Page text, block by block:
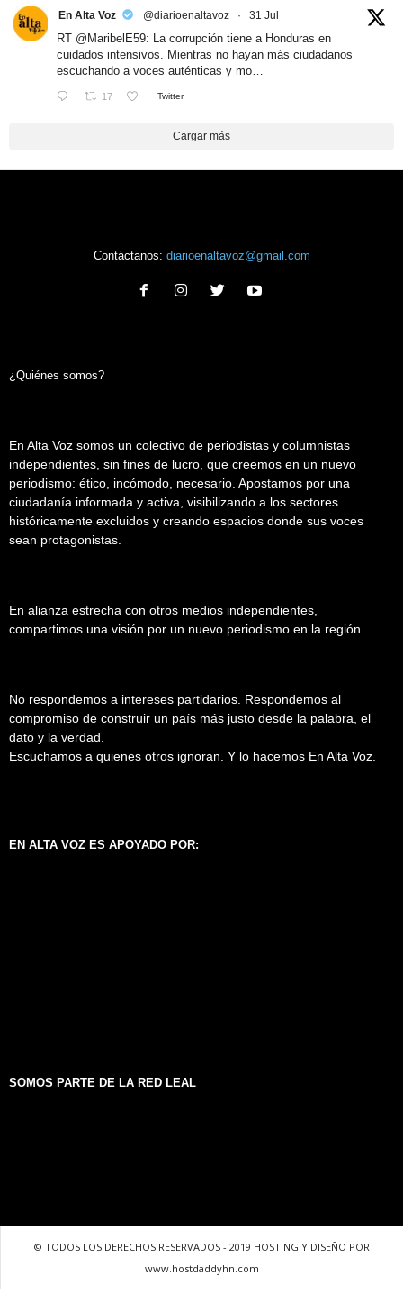
En Alta Voz @diarioenaltavoz · 31 Jul
RT @MaribelE59: La corrupción tiene a Honduras en
cuidados intensivos. Mientras no hayan más ciudadanos
escuchando a voces auténticas y mo…
17 Twitter
Cargar más
Contáctanos: diarioenaltavoz@gmail.com
¿Quiénes somos?
En Alta Voz somos un colectivo de periodistas y columnistas
independientes, sin fines de lucro, que creemos en un nuevo
periodismo: ético, incómodo, necesario. Apostamos por una
ciudadanía informada y activa, visibilizando a los sectores
históricamente excluidos y creando espacios donde sus voces
sean protagonistas.
En alianza estrecha con otros medios independientes,
compartimos una visión por un nuevo periodismo en la región.
No respondemos a intereses partidarios. Respondemos al
compromiso de construir un país más justo desde la palabra, el
dato y la verdad.
Escuchamos a quienes otros ignoran. Y lo hacemos En Alta Voz.
EN ALTA VOZ ES APOYADO POR:
SOMOS PARTE DE LA RED LEAL
© TODOS LOS DERECHOS RESERVADOS - 2019 HOSTING Y DISEÑO POR
www.hostdaddyhn.com